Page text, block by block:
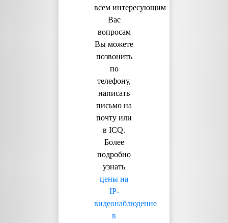
всем интересующим
Вас
вопросам
Вы можете
позвонить
по
телефону,
написать
письмо на
почту или
в ICQ.
Более
подробно
узнать
цены на
IP-
видеонаблюдение
в